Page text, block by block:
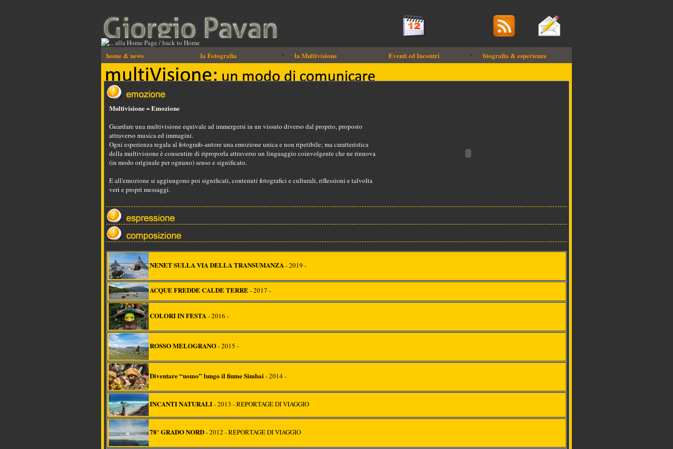
home & news la Fotografia la Multivisione Eventi ed Incontri biografia & esperienze
Multivisione = Emozione
Guardare una multivisione equivale ad immergersi in un vissuto diverso dal proprio, proposto
attraverso musica ed immagini.
Ogni esperienza regala al fotografo-autore una emozione unica e non ripetibile; ma caratteristica
della multivisione è consentire di riproporla attraverso un linguaggio coinvolgente che ne rinnova
(in modo originale per ognuno) senso e significato.
E all'emozione si aggiungono poi significati, contenuti fotografici e culturali, riflessioni e talvolta
veri e propri messaggi.
NENET SULLA VIA DELLA TRANSUMANZA - 2019 -
ACQUE FREDDE CALDE TERRE- 2017 -
COLORI IN FESTA - 2016 -
ROSSO MELOGRANO- 2015 -
Diventare “uomo” lungo il fiume Simbai - 2014 -
INCANTI NATURALI- 2013 - REPORTAGE DI VIAGGIO
78° GRADO NORD- 2012 - REPORTAGE DI VIAGGIO